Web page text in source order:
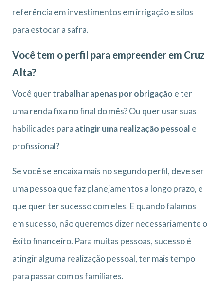
referência em investimentos em irrigação e silos
para estocar a safra.
Você tem o perfil para empreender em Cruz
Alta?
Você quertrabalhar apenas por obrigação e ter
uma renda fixa no final do mês? Ou quer usar suas
habilidades para atingir uma realização pessoal e
profissional?
Se você se encaixa mais no segundo perfil, deve ser
uma pessoa que faz planejamentos a longo prazo, e
que quer ter sucesso com eles. E quando falamos
em sucesso, não queremos dizer necessariamente o
êxito financeiro. Para muitas pessoas, sucesso é
atingir alguma realização pessoal, ter mais tempo
para passar com os familiares.